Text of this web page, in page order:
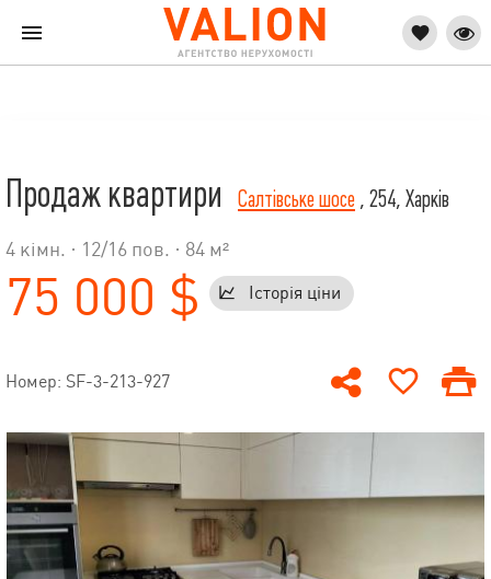
Продаж квартири Салтівське шосе , 254, Харків
4 кімн. · 12/16 пов. · 84 м²
75 000 $ Історія ціни
Номер: SF-3-213-927